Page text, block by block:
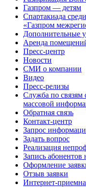
Газпром — детям
Спартакиада
«Газпром
Дополнительные
Аренда
Пресс-центр
Новости
СМИ о компании
Видео
Пресс-релизы
Служба по связям
массовой
Обратная связь
Контакт-центр
Запрос
Задать вопрос
Реализация
Запись абонентов
Оформление
Отзыв заявки
Интернет-